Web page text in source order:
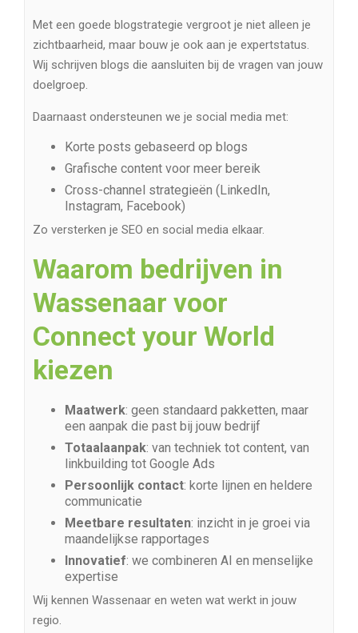
Met een goede blogstrategie vergroot je niet alleen je
zichtbaarheid, maar bouw je ook aan je expertstatus.
Wij schrijven blogs die aansluiten bij de vragen van jouw
doelgroep.
Daarnaast ondersteunen we je social media met:
Korte posts gebaseerd op blogs
Grafische content voor meer bereik
Cross-channel strategieën (LinkedIn,
Instagram, Facebook)
Zo versterken je SEO en social media elkaar.
Waarom bedrijven in
Wassenaar voor
Connect your World
kiezen
Maatwerk: geen standaard pakketten, maar
een aanpak die past bij jouw bedrijf
Totaalaanpak: van techniek tot content, van
linkbuilding tot Google Ads
Persoonlijk contact: korte lijnen en heldere
communicatie
Meetbare resultaten: inzicht in je groei via
maandelijkse rapportages
Innovatief: we combineren AI en menselijke
expertise
Wij kennen Wassenaar en weten wat werkt in jouw
regio.